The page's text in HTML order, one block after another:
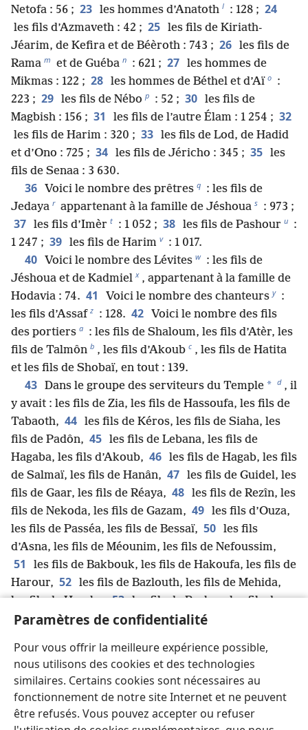
Paramètres de confidentialité
Pour vous offrir la meilleure expérience possible,
nous utilisons des cookies et des technologies
similaires. Certains cookies sont nécessaires au
fonctionnement de notre site Internet et ne peuvent
être refusés. Vous pouvez accepter ou refuser
Netofa : 56 ; 23 les hommes d’Anatoth l : 128 ; 24
les fils d’Azmaveth : 42 ; 25 les fils de Kiriath-
Jéarim, de Kefira et de Béèroth : 743 ; 26 les fils de
Rama m et de Guéba n : 621 ; 27 les hommes de
Mikmas : 122 ; 28 les hommes de Béthel et d’Aï o :
223 ; 29 les fils de Nébo p : 52 ; 30 les fils de
Magbish : 156 ; 31 les fils de l’autre Élam : 1 254 ; 32
les fils de Harim : 320 ; 33 les fils de Lod, de Hadid
et d’Ono : 725 ; 34 les fils de Jéricho : 345 ; 35 les
fils de Senaa : 3 630.
36 Voici le nombre des prêtres q : les fils de
Jedaya r appartenant à la famille de Jéshoua s : 973 ;
37 les fils d’Imèr t : 1 052 ; 38 les fils de Pashour u :
1 247 ; 39 les fils de Harim v : 1 017.
40 Voici le nombre des Lévites w : les fils de
Jéshoua et de Kadmiel x , appartenant à la famille de
Hodavia : 74. 41 Voici le nombre des chanteurs y :
les fils d’Assaf z : 128. 42 Voici le nombre des fils
des portiers a : les fils de Shaloum, les fils d’Atèr, les
fils de Talmôn b , les fils d’Akoub c , les fils de Hatita
et les fils de Shobaï, en tout : 139.
43 Dans le groupe des serviteurs du Temple * d , il
y avait : les fils de Zia, les fils de Hassoufa, les fils de
Tabaoth, 44 les fils de Kéros, les fils de Siaha, les
fils de Padôn, 45 les fils de Lebana, les fils de
Hagaba, les fils d’Akoub, 46 les fils de Hagab, les fils
de Salmaï, les fils de Hanân, 47 les fils de Guidel, les
fils de Gaar, les fils de Réaya, 48 les fils de Rezîn, les
fils de Nekoda, les fils de Gazam, 49 les fils d’Ouza,
les fils de Passéa, les fils de Bessaï, 50 les fils
d’Asna, les fils de Méounim, les fils de Nefoussim,
51
les fils de Bakbouk, les fils de Hakoufa, les fils de
Harour, 52 les fils de Bazlouth, les fils de Mehida,
les fils de Harsha, 53 les fils de Barkos, les fils de
Sissera, les fils de Téma, 54 les fils de Nezia et les
55 Dans le groupe des fils des serviteurs de
Salomon se trouvaient : les fils de Sotaï, les fils de
Soféreth, les fils de Perouda
e , 56
les fils de Jaala,
les fils de Darkôn, les fils de Guidel,
les fils de
Shefatia, les fils de Hatil, les fils de Pokéreth-